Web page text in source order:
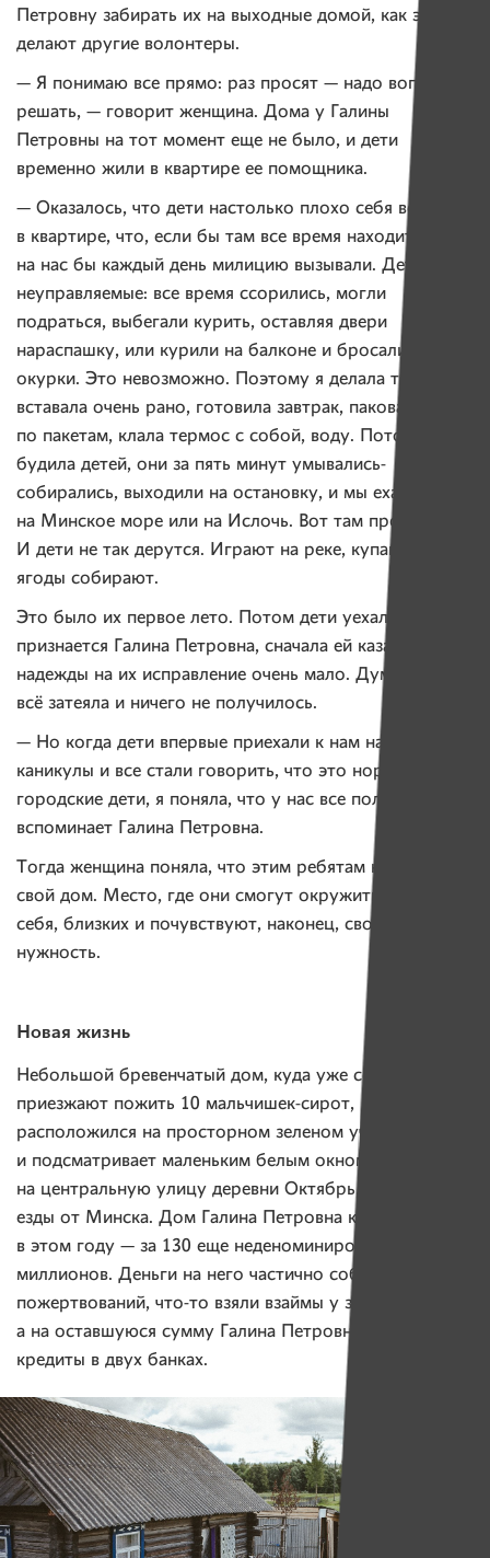
Петровну забирать их на выходные домой, как это
делают другие волонтеры.
— Я понимаю все прямо: раз просят — надо вопрос
решать, — говорит женщина. Дома у Галины
Петровны на тот момент еще не было, и дети
временно жили в квартире ее помощника.
— Оказалось, что дети настолько плохо себя ведут
в квартире, что, если бы там все время находиться,
на нас бы каждый день милицию вызывали. Дети были
неуправляемые: все время ссорились, могли
подраться, выбегали курить, оставляя двери
нараспашку, или курили на балконе и бросали вниз
окурки. Это невозможно. Поэтому я делала так:
вставала очень рано, готовила завтрак, паковала
по пакетам, клала термос с собой, воду. Потом
будила детей, они за пять минут умывались-
собирались, выходили на остановку, и мы ехали
на Минское море или на Ислочь. Вот там простор.
И дети не так дерутся. Играют на реке, купаются,
ягоды собирают.
Это было их первое лето. Потом дети уехали. И, как
признается Галина Петровна, сначала ей казалось, что
надежды на их исправление очень мало. Думала, зря
всё затеяла и ничего не получилось.
— Но когда дети впервые приехали к нам на осенние
каникулы и все стали говорить, что это нормальные
городские дети, я поняла, что у нас все получилось, —
вспоминает Галина Петровна.
Тогда женщина поняла, что этим ребятам нужен
свой дом. Место, где они смогут окружить заботой
себя, близких и почувствуют, наконец, свою
нужность.
Новая жизнь
Небольшой бревенчатый дом, куда уже сегодня часто
приезжают пожить 10 мальчишек-сирот,
расположился на просторном зеленом участке
и подсматривает маленьким белым окном
на центральную улицу деревни Октябрь, что в часе
езды от Минска. Дом Галина Петровна купила только
в этом году — за 130 еще неденоминированных
миллионов. Деньги на него частично собрали за счет
пожертвований, что-то взяли взаймы у знакомых,
а на оставшуюся сумму Галина Петровна взяла
кредиты в двух банках.